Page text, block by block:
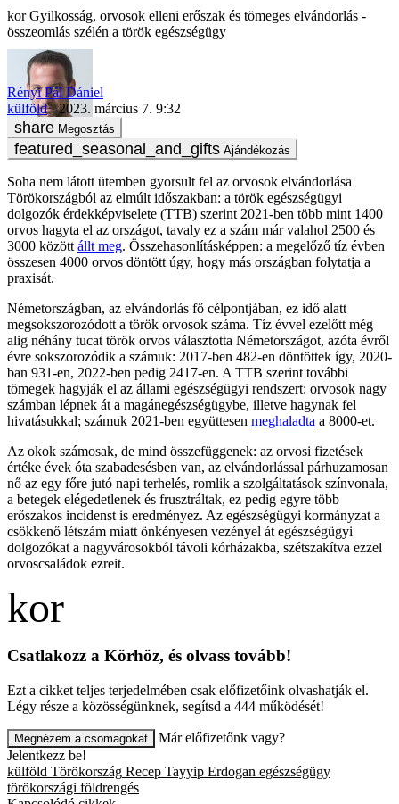
Gyilkosság, orvosok elleni erőszak és tömeges elvándorlás -
összeomlás szélén a török egészségügy
Rényi Pál Dániel
külföld
2023. március 7. 9:32
Megosztás
Ajándékozás
Soha nem látott ütemben gyorsult fel az orvosok elvándorlása
Törökországból az elmúlt időszakban: a török egészségügyi
dolgozók érdekképviselete (TTB) szerint 2021-ben több mint 1400
orvos hagyta el az országot, tavaly ez a szám már valahol 2500 és
3000 közöttállt meg. Összehasonlításképpen: a megelőző tíz évben
összesen 4000 orvos döntött úgy, hogy más országban folytatja a
praxisát.
Németországban, az elvándorlás fő célpontjában, ez idő alatt
megsokszorozódott a török orvosok száma. Tíz évvel ezelőtt még
alig néhány tucat török orvos választotta Németországot, azóta évről
évre sokszorozódik a számuk: 2017-ben 482-en döntöttek így, 2020-
ban 931-en, 2022-ben pedig 2417-en. A TTB szerint további
tömegek hagyják el az állami egészségügyi rendszert: orvosok nagy
számban lépnek át a magánegészségügybe, illetve hagynak fel
hivatásukkal; számuk 2021-ben együttesen meghaladta a 8000-et.
Az okok számosak, de mind összefüggenek: az orvosi fizetések
értéke évek óta szabadesésben van, az elvándorlással párhuzamosan
nő az egy főre jutó napi terhelés, romlik a szolgáltatások színvonala,
a betegek elégedetlenek és frusztráltak, ez pedig egyre több
erőszakos incidenst is eredményez. Az egészségügyi kormányzat a
csökkenő létszám miatt önkényesen vezényel át egészségügyi
dolgozókat a nagyvárosokból távoli kórházakba, szétszakítva ezzel
orvoscsaládok ezreit.
Csatlakozz a Körhöz, és olvass tovább!
Ezt a cikket teljes terjedelmében csak előfizetőink olvashatják el.
Légy része a közösségünknek, segítsd a 444 működését!
Megnézem a csomagokat
Már előfizetőnk vagy?
Jelentkezz be!
külföld Törökország Recep Tayyip Erdogan egészségügy
törökországi földrengés